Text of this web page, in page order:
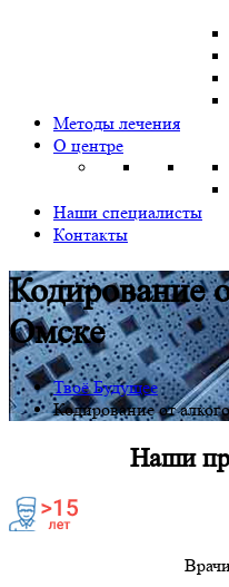
Методы лечения
О центре
Наши специалисты
Контакты
Кодирование
Омске
Твоё Будущее
Кодирование от
Наши